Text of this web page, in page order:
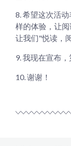
8. 希望这次活
样的体验，让阅
让我们"悦读，
9. 我现在宣布，
10. 谢谢！